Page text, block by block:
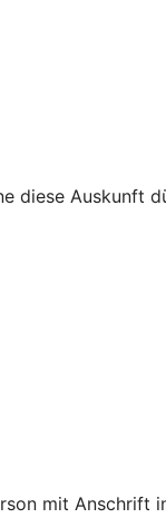
diese Auskunft
mit Anschrift